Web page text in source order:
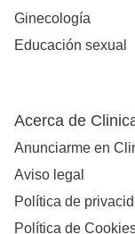
Ginecología
Educación sexual
Acerca de
Anunciarme en
Aviso legal
Política de
Política de